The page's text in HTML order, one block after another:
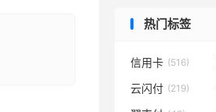
热门标签
信用卡 (516)
云闪付 (219)